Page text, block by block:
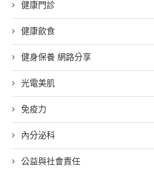
健康門診
健康飲食
健身保養 網路分享
光電美肌
免疫力
內分泌科
公益與社會責任